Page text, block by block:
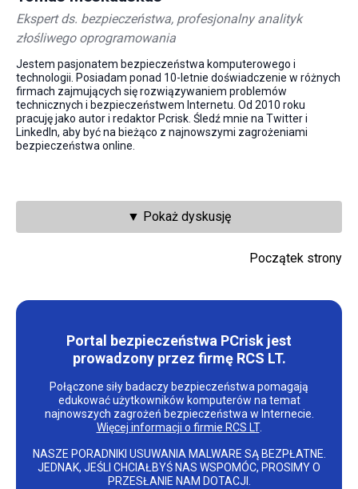
Ekspert ds. bezpieczeństwa, profesjonalny analityk
złośliwego oprogramowania
Jestem pasjonatem bezpieczeństwa komputerowego i
technologii. Posiadam ponad 10-letnie doświadczenie w różnych
firmach zajmujących się rozwiązywaniem problemów
technicznych i bezpieczeństwem Internetu. Od 2010 roku
pracuję jako autor i redaktor Pcrisk. Śledź mnie na Twitter i
LinkedIn, aby być na bieżąco z najnowszymi zagrożeniami
bezpieczeństwa online.
▼ Pokaż dyskusję
Początek strony
Portal bezpieczeństwa PCrisk jest
prowadzony przez firmę RCS LT.
Połączone siły badaczy bezpieczeństwa pomagają
edukować użytkowników komputerów na temat
najnowszych zagrożeń bezpieczeństwa w Internecie.
Więcej informacji o firmie RCS LT.
NASZE PORADNIKI USUWANIA MALWARE SĄ BEZPŁATNE.
JEDNAK, JEŚLI CHCIAŁBYŚ NAS WSPOMÓC, PROSIMY O
PRZESŁANIE NAM DOTACJI.